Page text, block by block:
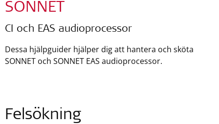
SONNET
CI och EAS audioprocessor
Dessa hjälpguider hjälper dig att hantera och sköta
SONNET och SONNET EAS audioprocessor.
Felsökning